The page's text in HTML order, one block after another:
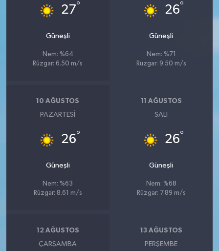
27°
Güneşli
Nem: %64
Rüzgar: 6.50 m/s
26°
Güneşli
Nem: %71
Rüzgar: 9.50 m/s
10 AĞUSTOS
PAZARTESI
26°
Güneşli
Nem: %63
Rüzgar: 8.61 m/s
11 AĞUSTOS
SALI
26°
Güneşli
Nem: %68
Rüzgar: 7.89 m/s
12 AĞUSTOS
ÇARŞAMBA
13 AĞUSTOS
PERŞEMBE